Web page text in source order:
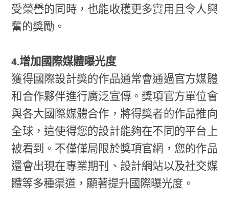
受榮譽的同時，也能收穫更多實用且令人興
奮的獎勵。
4.增加國際媒體曝光度
獲得國際設計獎的作品通常會通過官方媒體
和合作夥伴進行廣泛宣傳。獎項官方單位會
與各大國際媒體合作，將得獎者的作品推向
全球，這使得您的設計能夠在不同的平台上
被看到。不僅僅局限於獎項官網，您的作品
還會出現在專業期刊、設計網站以及社交媒
體等多種渠道，顯著提升國際曝光度。